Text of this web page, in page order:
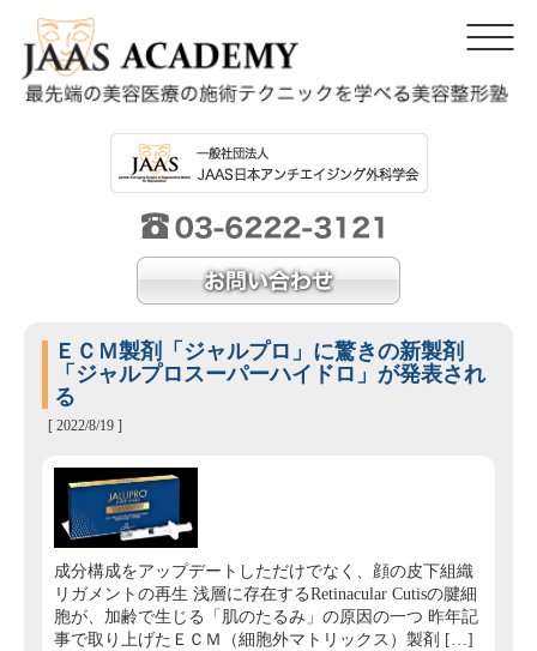
ＥＣＭ製剤「ジャルプロ」に驚きの新製剤
「ジャルプロスーパーハイドロ」が発表され
る
[ 2022/8/19 ]
成分構成をアップデートしただけでなく、顔の皮下組織
リガメントの再生 浅層に存在するRetinacular Cutisの腱細
胞が、加齢で生じる「肌のたるみ」の原因の一つ 昨年記
事で取り上げたＥＣＭ（細胞外マトリックス）製剤 […]